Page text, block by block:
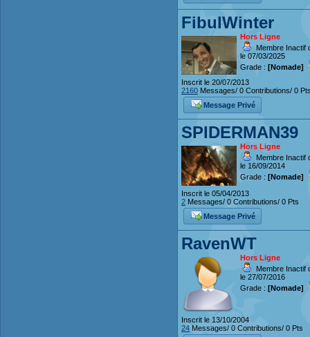
FibulWinter
Hors Ligne
Membre Inactif
le 07/03/2025
Grade : [Nomade]
Inscrit le 20/07/2013
2160 Messages/ 0 Contributions/ 0
Message Privé
SPIDERMAN39
Hors Ligne
Membre Inactif
le 16/09/2014
Grade : [Nomade]
Inscrit le 05/04/2013
2 Messages/ 0 Contributions/ 0 Pts
Message Privé
RavenWT
Hors Ligne
Membre Inactif
le 27/07/2016
Grade : [Nomade]
Inscrit le 13/10/2004
24 Messages/ 0 Contributions/ 0 Pts